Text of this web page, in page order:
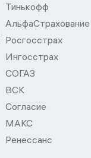
Тинькофф
АльфаСтрахование
Росгосстрах
Ингосстрах
СОГАЗ
ВСК
Согласие
МАКС
Ренессанс